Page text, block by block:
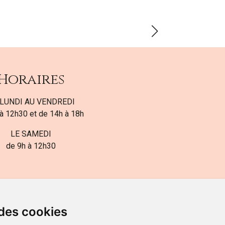
cookies
AU VENDREDI
12h30 et de 14h à 18h
LE SAMEDI
de 9h à 12h30